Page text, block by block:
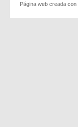
Página web creada con